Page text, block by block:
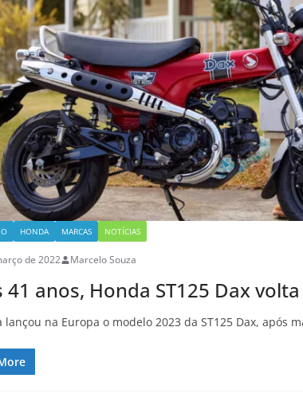
HONDA MARCAS NOTÍCIAS
de 2022 Marcelo Souza
41 anos, Honda ST125 Dax
lançou na Europa o modelo 2023 da ST125 Dax, após